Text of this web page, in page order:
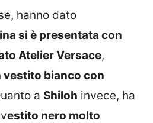
hanno dato
si è presentata con
Atelier Versace,
vestito bianco con
a Shiloh invece, ha
estito nero molto